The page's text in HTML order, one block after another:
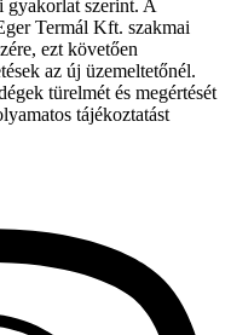
gyakorlat szerint. A
Termál Kft. szakmai
ezt követően
az új üzemeltetőnél.
türelmét és megértését
tájékoztatást